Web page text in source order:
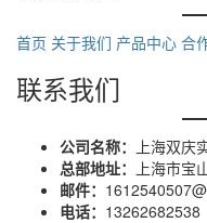
首页 关于我们 产品中心 合
联系我们
公司名称：
上海双庆
总部地址：
上海市宝
邮件：
电话： 13262682538